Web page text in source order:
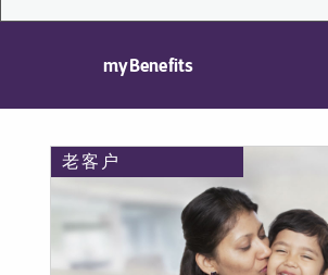
myBenefits
老客户